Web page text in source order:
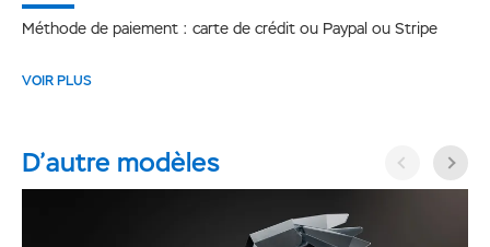
Méthode de paiement : carte de crédit ou Paypal ou Stripe
VOIR PLUS
D’autre modèles